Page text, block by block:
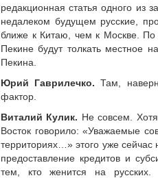
редакционная статья одного из
недалеком будущем русские,
ближе к Китаю, чем к Москве. По
Пекине будут толкать местное
Пекина.
Юрий Гаврилечко. Там,
фактор.
Виталий Кулик. Не совсем.
Восток говорило: «Уважаемые
территориях…» этого уже
предоставление кредитов и
тем, кто женится на